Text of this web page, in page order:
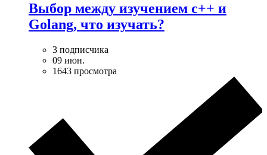
Выбор между изучением c++ и
Golang, что изучать?
3 подписчика
09 июн.
1643 просмотра